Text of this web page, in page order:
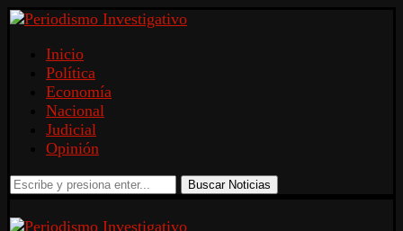
Inicio
Política
Economía
Nacional
Judicial
Opinión
Buscar Noticias